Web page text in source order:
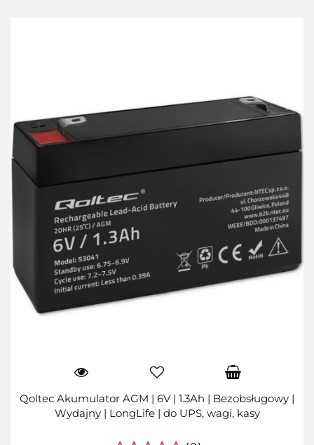
Qoltec Akumulator AGM | 6V | 1.3Ah | Bezobsługowy |
Wydajny | LongLife | do UPS, wagi, kasy